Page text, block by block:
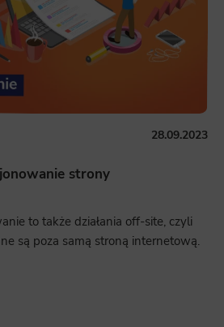
28.09.2023
strony
to także działania off-site, czyli
są poza samą stroną internetową.